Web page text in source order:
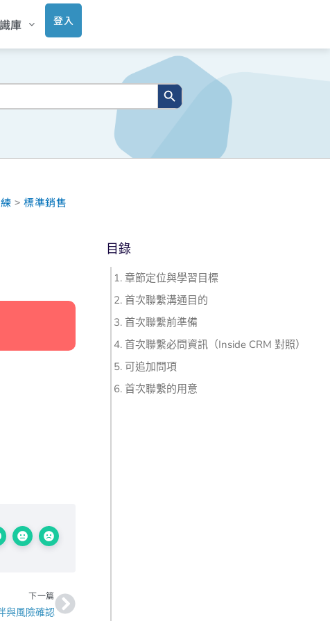
庫 登入
搜尋按鈕
>標準銷售
下一篇
與風險確認
下一篇
目錄
章節定位與學習目標
首次聯繫溝通目的
首次聯繫前準備
首次聯繫必問資訊（Inside CRM 對照）
可追加問項
首次聯繫的用意